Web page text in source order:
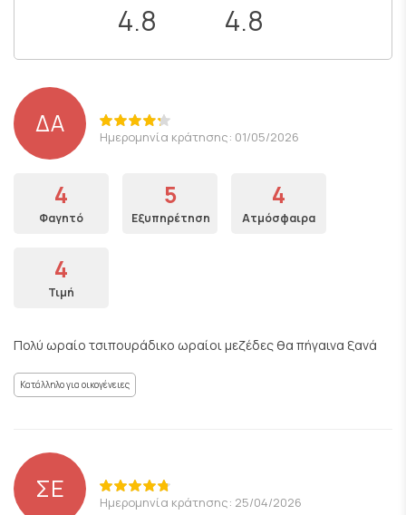
4.8 4.8
ΔΑ Ημερομηνία κράτησης: 01/05/2026
4
Φαγητό
5
Εξυπηρέτηση
4
Ατμόσφαιρα
4
Τιμή
Πολύ ωραίο τσιπουράδικο ωραίοι μεζέδες θα πήγαινα ξανά
Κατάλληλο για οικογένειες
ΣΕ Ημερομηνία κράτησης: 25/04/2026